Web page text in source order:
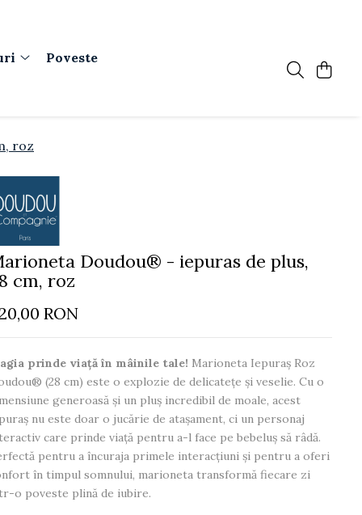
Poveste
roz
Doudou® - iepuras de plus,
cm, roz
RON
prinde viață în mâinile tale! Marioneta Iepuraș Roz
(28 cm) este o explozie de delicatețe și veselie. Cu o
generoasă și un pluș incredibil de moale, acest
nu este doar o jucărie de atașament, ci un personaj
care prinde viață pentru a-l face pe bebeluș să râdă.
pentru a încuraja primele interacțiuni și pentru a oferi
în timpul somnului, marioneta transformă fiecare zi
o poveste plină de iubire.